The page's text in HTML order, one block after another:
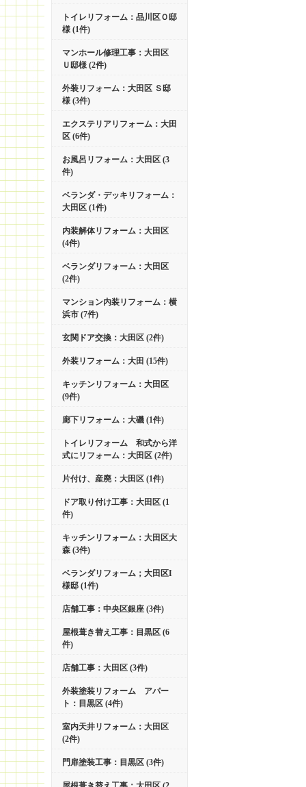
トイレリフォーム：品川区Ｏ邸
様 (1件)
マンホール修理工事：大田区
Ｕ邸様 (2件)
外装リフォーム：大田区 Ｓ邸
様 (3件)
エクステリアリフォーム：大田
区 (6件)
お風呂リフォーム：大田区 (3
件)
ベランダ・デッキリフォーム：
大田区 (1件)
内装解体リフォーム：大田区
(4件)
ベランダリフォーム：大田区
(2件)
マンション内装リフォーム：横
浜市 (7件)
玄関ドア交換：大田区 (2件)
外装リフォーム：大田 (15件)
キッチンリフォーム：大田区
(9件)
廊下リフォーム：大磯 (1件)
トイレリフォーム 和式から洋
式にリフォーム：大田区 (2件)
片付け、産廃：大田区 (1件)
ドア取り付け工事：大田区 (1
件)
キッチンリフォーム：大田区大
森 (3件)
ベランダリフォーム；大田区I
様邸 (1件)
店舗工事：中央区銀座 (3件)
屋根葺き替え工事：目黒区 (6
件)
店舗工事：大田区 (3件)
外装塗装リフォーム アパー
ト：目黒区 (4件)
室内天井リフォーム：大田区
(2件)
門扉塗装工事：目黒区 (3件)